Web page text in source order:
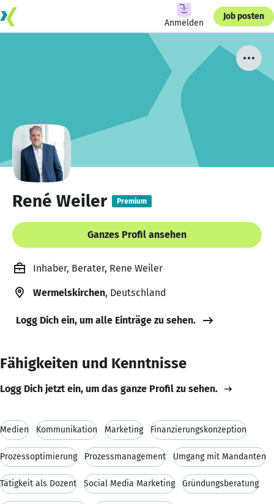
Anmelden
Job posten
René Weiler Premium
Ganzes Profil ansehen
Inhaber, Berater, Rene Weiler
Wermelskirchen, Deutschland
Logg Dich ein, um alle Einträge zu sehen.
Fähigkeiten und Kenntnisse
Logg Dich jetzt ein, um das ganze Profil zu sehen.
Medien Kommunikation Marketing Finanzierungskonzeption
Prozessoptimierung Prozessmanagement Umgang mit Mandanten
Tätigkeit als Dozent Social Media Marketing Gründungsberatung